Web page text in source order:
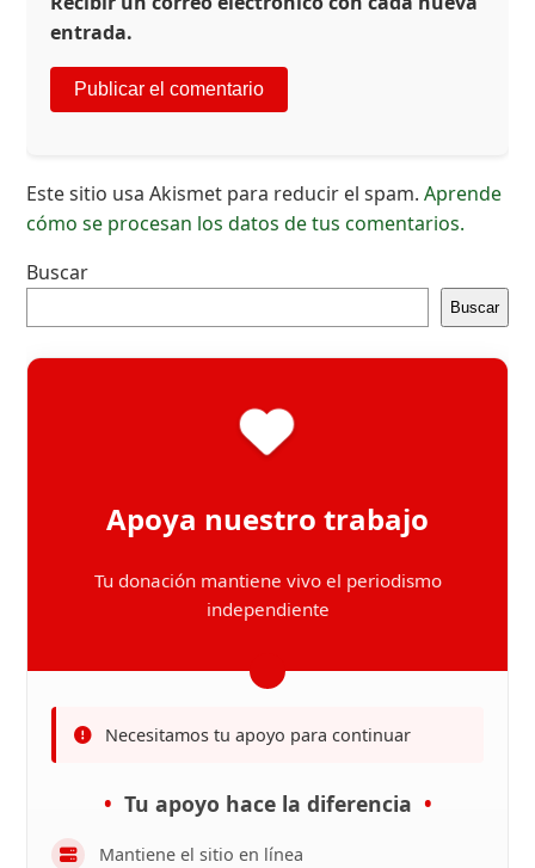
entrada.
Este sitio usa Akismet para reducir el spam.Aprende
cómo se procesan los datos de tus comentarios.
Buscar
Buscar
Apoya nuestro trabajo
Tu donación mantiene vivo el periodismo
independiente
Necesitamos tu apoyo para continuar
Tu apoyo hace la diferencia
Mantiene el sitio en línea